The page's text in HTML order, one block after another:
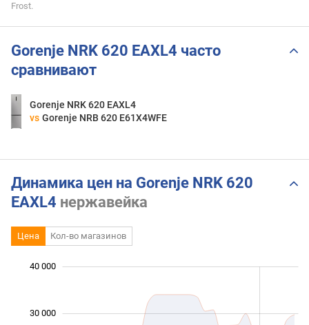
Frost.
Gorenje NRK 620 EAXL4 часто
сравнивают
Gorenje NRK 620 EAXL4
vs Gorenje NRB 620 E61X4WFE
Динамика цен на Gorenje NRK 620
EAXL4 нержавейка
Цена Кол-во магазинов
30 000
40 000